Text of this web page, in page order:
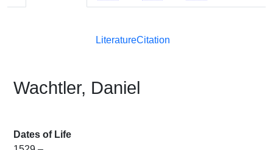
LiteratureCitation
Wachtler, Daniel
Dates of Life